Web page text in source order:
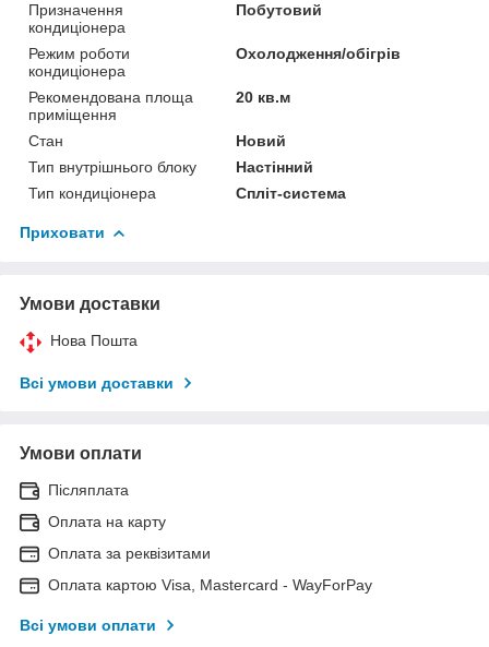
Призначення
кондиціонера
Побутовий
Режим роботи
кондиціонера
Охолодження/обігрів
Рекомендована площа
приміщення
20 кв.м
Стан
Новий
Тип внутрішнього блоку
Настінний
Тип кондиціонера
Спліт-система
Приховати
Умови доставки
Нова Пошта
Всі умови доставки
Умови оплати
Післяплата
Оплата на карту
Оплата за реквізитами
Оплата картою Visa, Mastercard - WayForPay
Всі умови оплати